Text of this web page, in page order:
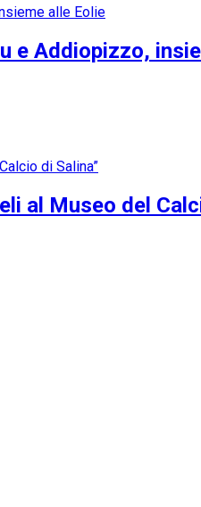
e Addiopizzo,
al Museo del